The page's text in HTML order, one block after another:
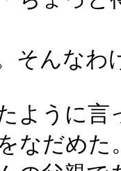
そんな
ように
なだめた